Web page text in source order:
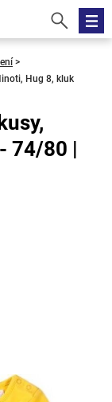
>
Hug 8, kluk
74/80 |